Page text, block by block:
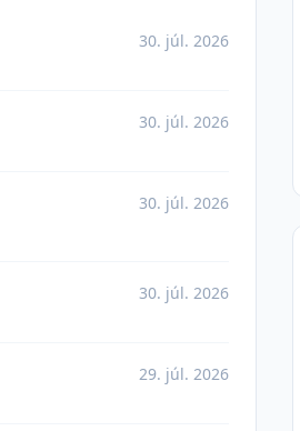
30. júl. 2026
30. júl. 2026
30. júl. 2026
30. júl. 2026
29. júl. 2026